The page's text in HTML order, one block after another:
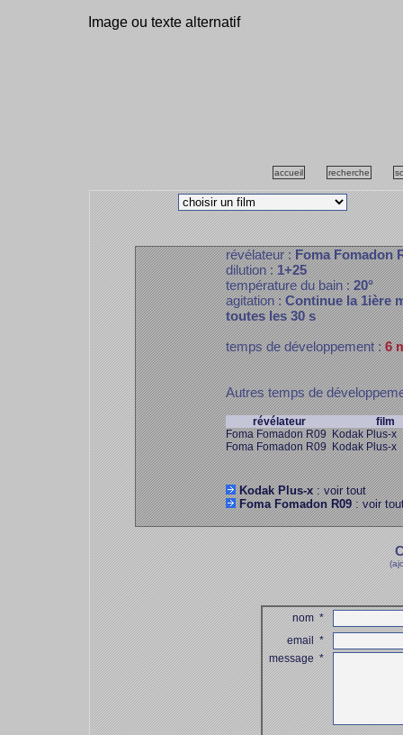
Image ou texte alternatif
accueil recherche
révélateur :Foma Fomadon
dilution :1+25
température du bain :20°
agitation :Continue la 1ière
toutes les 30 s
temps de développement :6
Autres temps de
révélateur
film
Foma Fomadon R09 Kodak Plus-x
Foma Fomadon R09 Kodak Plus-x
Kodak Plus-x: voir tout
Foma Fomadon R09: voir
nom*
email*
message*